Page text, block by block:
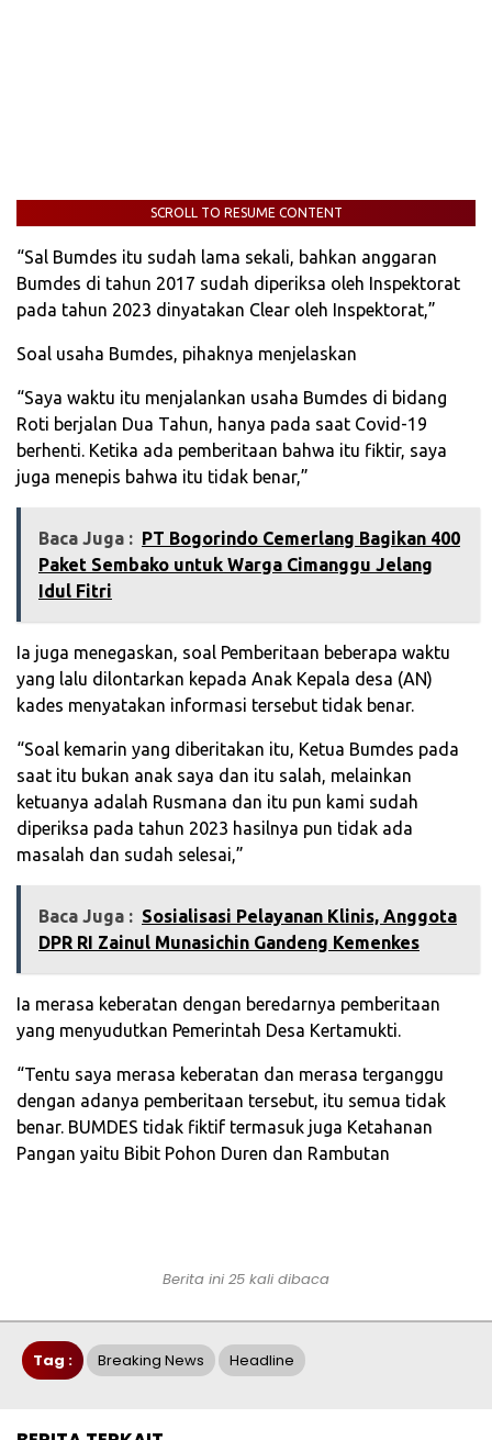
SCROLL TO RESUME CONTENT
“Sal Bumdes itu sudah lama sekali, bahkan anggaran
Bumdes di tahun 2017 sudah diperiksa oleh Inspektorat
pada tahun 2023 dinyatakan Clear oleh Inspektorat,”
Soal usaha Bumdes, pihaknya menjelaskan
“Saya waktu itu menjalankan usaha Bumdes di bidang
Roti berjalan Dua Tahun, hanya pada saat Covid-19
berhenti. Ketika ada pemberitaan bahwa itu fiktir, saya
juga menepis bahwa itu tidak benar,”
Baca Juga : PT Bogorindo Cemerlang Bagikan 400
Paket Sembako untuk Warga Cimanggu Jelang
Idul Fitri
Ia juga menegaskan, soal Pemberitaan beberapa waktu
yang lalu dilontarkan kepada Anak Kepala desa (AN)
kades menyatakan informasi tersebut tidak benar.
“Soal kemarin yang diberitakan itu, Ketua Bumdes pada
saat itu bukan anak saya dan itu salah, melainkan
ketuanya adalah Rusmana dan itu pun kami sudah
diperiksa pada tahun 2023 hasilnya pun tidak ada
masalah dan sudah selesai,”
Baca Juga : ‎Sosialisasi Pelayanan Klinis, Anggota
DPR RI Zainul Munasichin Gandeng Kemenkes
Ia merasa keberatan dengan beredarnya pemberitaan
yang menyudutkan Pemerintah Desa Kertamukti.
“Tentu saya merasa keberatan dan merasa terganggu
dengan adanya pemberitaan tersebut, itu semua tidak
benar. BUMDES tidak fiktif termasuk juga Ketahanan
Pangan yaitu Bibit Pohon Duren dan Rambutan
Berita ini 25 kali dibaca
Tag : Breaking News Headline